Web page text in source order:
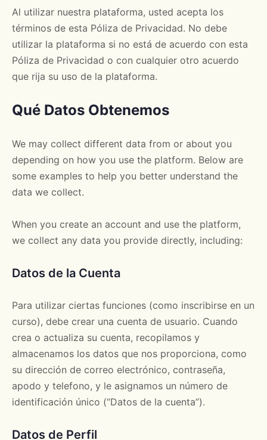
Al utilizar nuestra plataforma, usted acepta los
términos de esta Póliza de Privacidad. No debe
utilizar la plataforma si no está de acuerdo con esta
Póliza de Privacidad o con cualquier otro acuerdo
que rija su uso de la plataforma.
Qué Datos Obtenemos
We may collect different data from or about you
depending on how you use the platform. Below are
some examples to help you better understand the
data we collect.
When you create an account and use the platform,
we collect any data you provide directly, including:
Datos de la Cuenta
Para utilizar ciertas funciones (como inscribirse en un
curso), debe crear una cuenta de usuario. Cuando
crea o actualiza su cuenta, recopilamos y
almacenamos los datos que nos proporciona, como
su dirección de correo electrónico, contraseña,
apodo y telefono, y le asignamos un número de
identificación único (“Datos de la cuenta”).
Datos de Perfil